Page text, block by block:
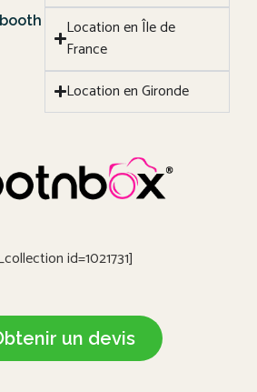
Location en Île de
France
Location en Gironde
id=1021731]
un devis